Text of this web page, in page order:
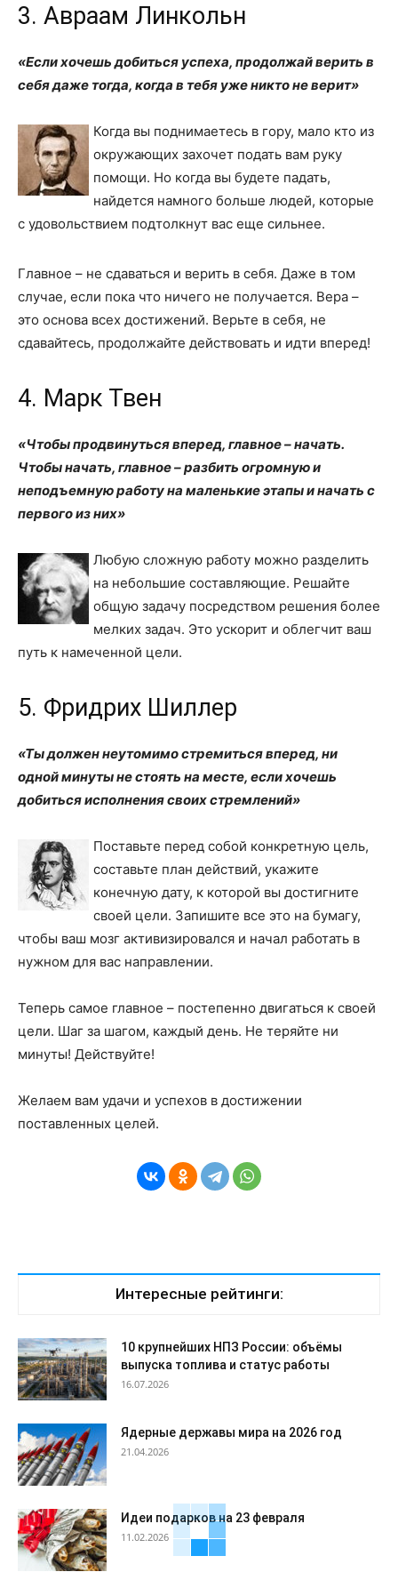
3. Авраам Линкольн
«Если хочешь добиться успеха, продолжай верить в
себя даже тогда, когда в тебя уже никто не верит»
Когда вы поднимаетесь в гору, мало кто из
окружающих захочет подать вам руку
помощи. Но когда вы будете падать,
найдется намного больше людей, которые
с удовольствием подтолкнут вас еще сильнее.
Главное – не сдаваться и верить в себя. Даже в том
случае, если пока что ничего не получается. Вера –
это основа всех достижений. Верьте в себя, не
сдавайтесь, продолжайте действовать и идти вперед!
4. Марк Твен
«Чтобы продвинуться вперед, главное – начать.
Чтобы начать, главное – разбить огромную и
неподъемную работу на маленькие этапы и начать с
первого из них»
Любую сложную работу можно разделить
на небольшие составляющие. Решайте
общую задачу посредством решения более
мелких задач. Это ускорит и облегчит ваш
путь к намеченной цели.
5. Фридрих Шиллер
«Ты должен неутомимо стремиться вперед, ни
одной минуты не стоять на месте, если хочешь
добиться исполнения своих стремлений»
Поставьте перед собой конкретную цель,
составьте план действий, укажите
конечную дату, к которой вы достигните
своей цели. Запишите все это на бумагу,
чтобы ваш мозг активизировался и начал работать в
нужном для вас направлении.
Теперь самое главное – постепенно двигаться к своей
цели. Шаг за шагом, каждый день. Не теряйте ни
минуты! Действуйте!
Желаем вам удачи и успехов в достижении
поставленных целей.
Интересные рейтинги:
10 крупнейших НПЗ России: объёмы
выпуска топлива и статус работы
16.07.2026
Ядерные державы мира на 2026 год
21.04.2026
Идеи подарков на 23 февраля
11.02.2026